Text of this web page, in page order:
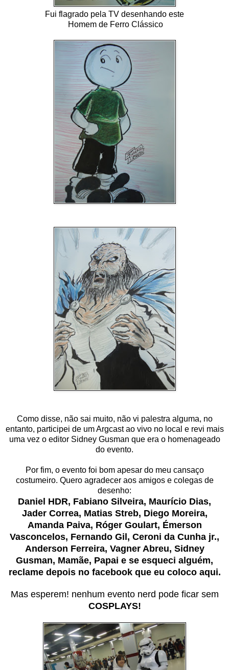
Fui flagrado pela TV desenhando este
Homem de Ferro Clássico
Como disse, não sai muito, não vi palestra alguma, no
entanto, participei de um Argcast ao vivo no local e revi mais
uma vez o editor Sidney Gusman que era o homenageado
do evento.
Por fim, o evento foi bom apesar do meu cansaço
costumeiro. Quero agradecer aos amigos e colegas de
desenho:
Daniel HDR, Fabiano Silveira, Maurício Dias,
Jader Correa, Matias Streb, Diego Moreira,
Amanda Paiva, Róger Goulart, Émerson
Vasconcelos, Fernando Gil, Ceroni da Cunha jr.,
Anderson Ferreira, Vagner Abreu, Sidney
Gusman, Mamãe, Papai e se esqueci alguém,
reclame depois no facebook que eu coloco aqui.
Mas esperem! nenhum evento nerd pode ficar sem
COSPLAYS!